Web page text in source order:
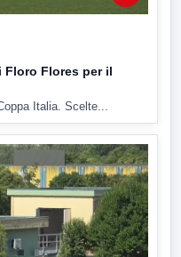
Floro Flores per il
Italia. Scelte...